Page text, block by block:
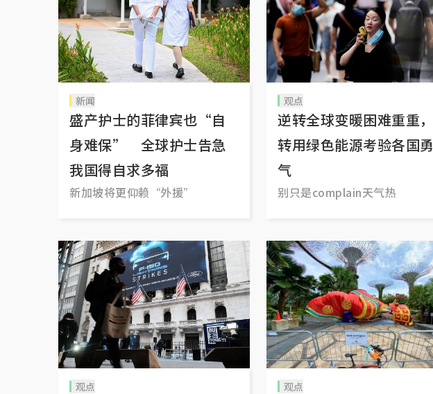
新闻
盛产护士的菲律宾也“自
身难保” 全球护士告急
我国得自求多福
新加坡将更仰赖“外援”
观点
逆转全球变暖困难重重，
转用绿色能源考验各国勇
气
别只是complain天气热
观点 观点